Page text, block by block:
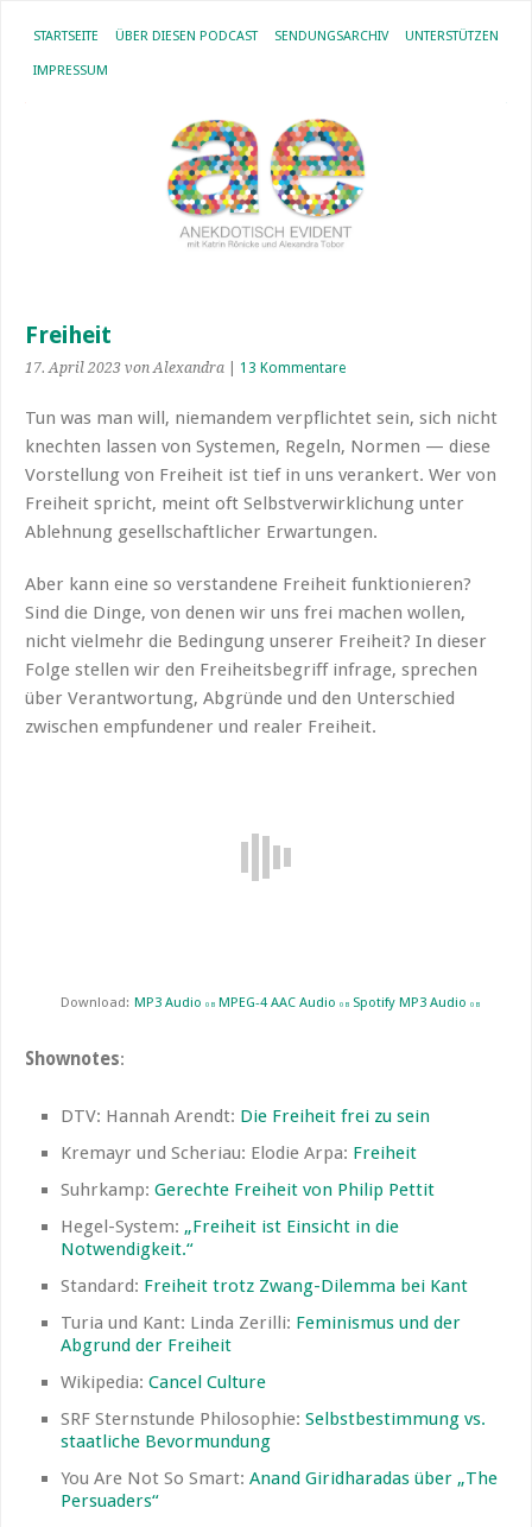
STARTSEITE ÜBER DIESEN PODCAST SENDUNGSARCHIV UNTERSTÜTZEN
IMPRESSUM
Freiheit
17. April 2023 von Alexandra 13 Kommentare
Tun was man will, niemandem verpflichtet sein, sich nicht
knechten lassen von Systemen, Regeln, Normen — diese
Vorstellung von Freiheit ist tief in uns verankert. Wer von
Freiheit spricht, meint oft Selbstverwirklichung unter
Ablehnung gesellschaftlicher Erwartungen.
Aber kann eine so verstandene Freiheit funktionieren?
Sind die Dinge, von denen wir uns frei machen wollen,
nicht vielmehr die Bedingung unserer Freiheit? In dieser
Folge stellen wir den Freiheitsbegriff infrage, sprechen
über Verantwortung, Abgründe und den Unterschied
zwischen empfundener und realer Freiheit.
Download: MP3 Audio 0 B MPEG-4 AAC Audio 0 B Spotify MP3 Audio 0 B
Shownotes:
DTV: Hannah Arendt: Die Freiheit frei zu sein
Kremayr und Scheriau: Elodie Arpa: Freiheit
Suhrkamp: Gerechte Freiheit von Philip Pettit
Hegel-System: „Freiheit ist Einsicht in die
Notwendigkeit.“
Standard: Freiheit trotz Zwang-Dilemma bei Kant
Turia und Kant: Linda Zerilli: Feminismus und der
Abgrund der Freiheit
Wikipedia: Cancel Culture
SRF Sternstunde Philosophie: Selbstbestimmung vs.
staatliche Bevormundung
You Are Not So Smart: Anand Giridharadas über „The
Persuaders“